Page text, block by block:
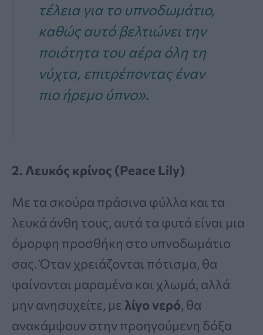
τέλεια για το υπνοδωμάτιο,
καθώς αυτό βελτιώνει την
ποιότητα του αέρα όλη τη
νύχτα, επιτρέποντας έναν
πιο ήρεμο ύπνο».
2. Λευκός κρίνος (Peace Lily)
Με τα σκούρα πράσινα φύλλα και τα
λευκά άνθη τους, αυτά τα φυτά είναι μια
όμορφη προσθήκη στο υπνοδωμάτιο
σας. Όταν χρειάζονται πότισμα, θα
φαίνονται μαραμένα και χλωμά, αλλά
μην ανησυχείτε, με λίγο νερό, θα
ανακάμψουν στην προηγούμενη δόξα